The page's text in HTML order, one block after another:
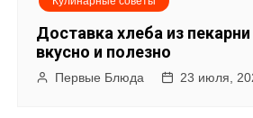
Доставка хлеба из
вкусно и полезно
Первые Блюда 23 июля,